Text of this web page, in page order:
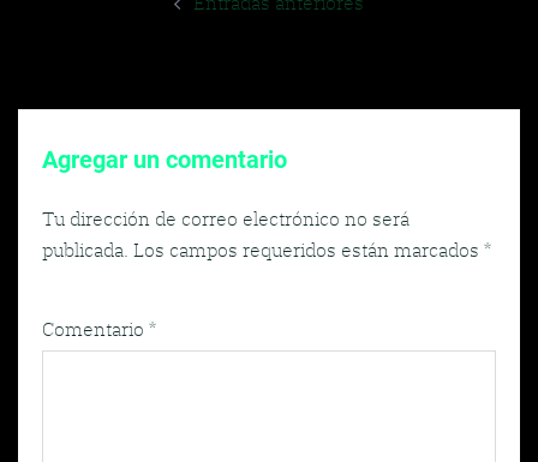
Agregar un comentario
Tu dirección de correo electrónico no será
publicada. Los campos requeridos están marcados *
Comentario *